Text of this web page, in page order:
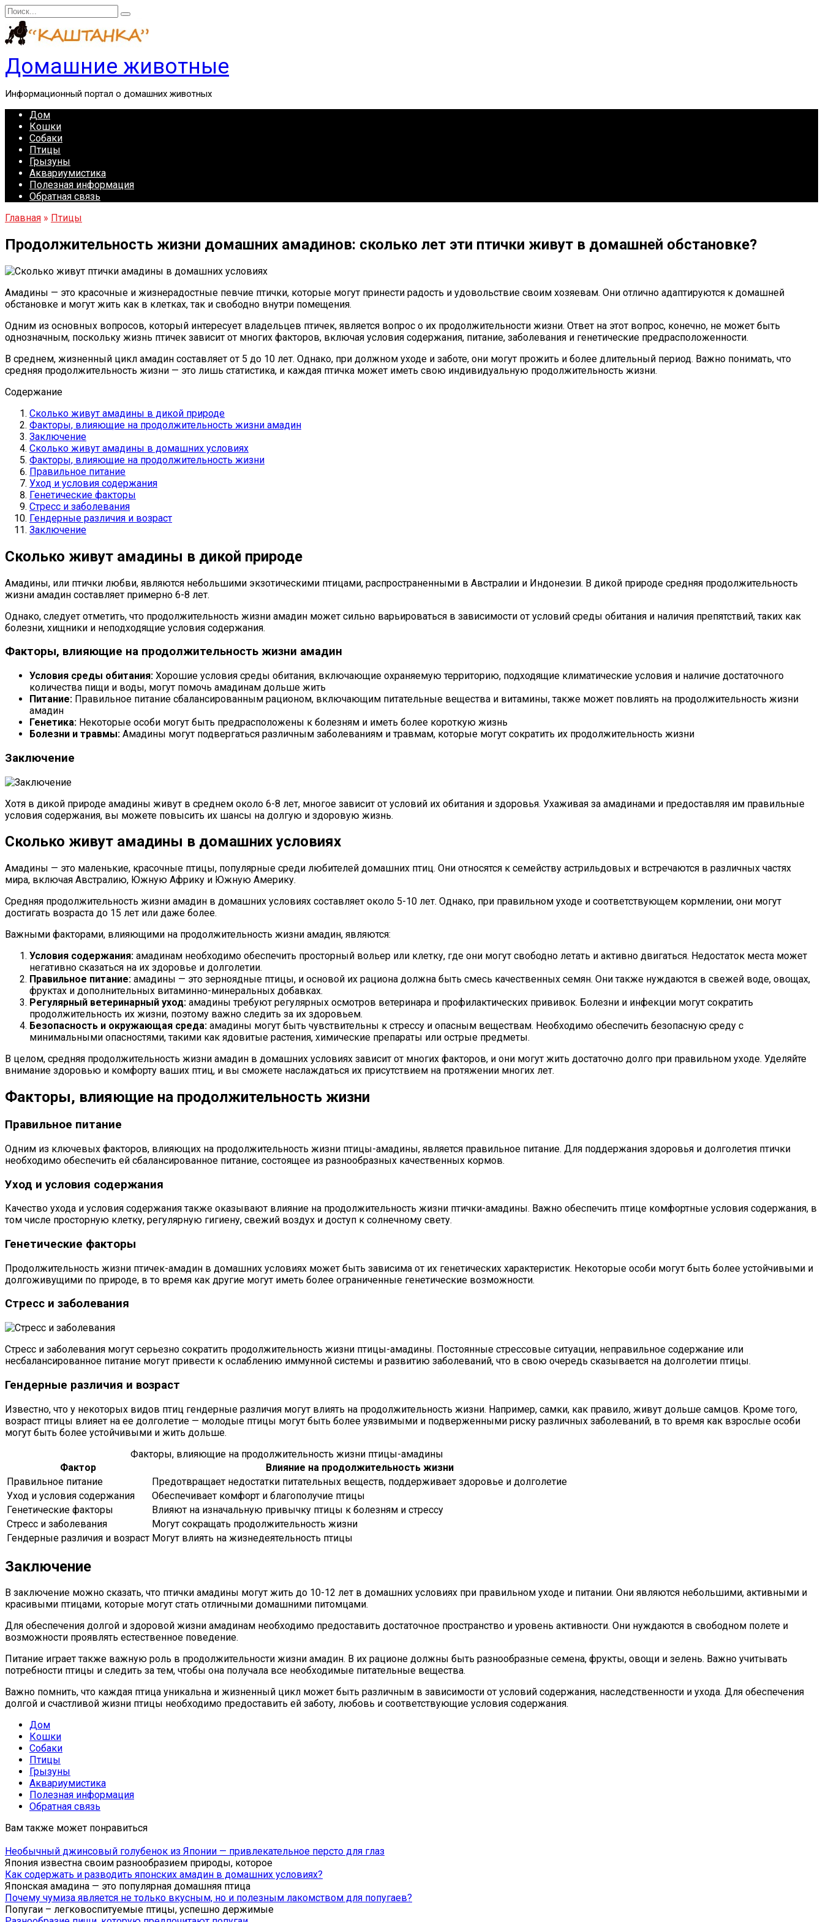
Перейти
к
содержанию
Search
for:
Домашние животные
Информационный портал о домашних животных
Дом
Кошки
Собаки
Птицы
Грызуны
Аквариумистика
Полезная информация
Обратная связь
Главная » Птицы
Продолжительность жизни домашних амадинов: сколько лет эти птички живут в домашней обстановке?
Амадины — это красочные и жизнерадостные певчие птички, которые могут принести радость и удовольствие своим хозяевам. Они отлично адаптируются к домашней
обстановке и могут жить как в клетках, так и свободно внутри помещения.
Одним из основных вопросов, который интересует владельцев птичек, является вопрос о их продолжительности жизни. Ответ на этот вопрос, конечно, не может быть
однозначным, поскольку жизнь птичек зависит от многих факторов, включая условия содержания, питание, заболевания и генетические предрасположенности.
В среднем, жизненный цикл амадин составляет от 5 до 10 лет. Однако, при должном уходе и заботе, они могут прожить и более длительный период. Важно понимать, что
средняя продолжительность жизни — это лишь статистика, и каждая птичка может иметь свою индивидуальную продолжительность жизни.
Содержание
Сколько живут амадины в дикой природе
Факторы, влияющие на продолжительность жизни амадин
Заключение
Сколько живут амадины в домашних условиях
Факторы, влияющие на продолжительность жизни
Правильное питание
Уход и условия содержания
Генетические факторы
Стресс и заболевания
Гендерные различия и возраст
Заключение
Сколько живут амадины в дикой природе
Амадины, или птички любви, являются небольшими экзотическими птицами, распространенными в Австралии и Индонезии. В дикой природе средняя продолжительность
жизни амадин составляет примерно 6-8 лет.
Однако, следует отметить, что продолжительность жизни амадин может сильно варьироваться в зависимости от условий среды обитания и наличия препятствий, таких как
болезни, хищники и неподходящие условия содержания.
Факторы, влияющие на продолжительность жизни амадин
Условия среды обитания: Хорошие условия среды обитания, включающие охраняемую территорию, подходящие климатические условия и наличие достаточного
количества пищи и воды, могут помочь амадинам дольше жить
Питание: Правильное питание сбалансированным рационом, включающим питательные вещества и витамины, также может повлиять на продолжительность жизни
амадин
Генетика: Некоторые особи могут быть предрасположены к болезням и иметь более короткую жизнь
Болезни и травмы: Амадины могут подвергаться различным заболеваниям и травмам, которые могут сократить их продолжительность жизни
Заключение
Хотя в дикой природе амадины живут в среднем около 6-8 лет, многое зависит от условий их обитания и здоровья. Ухаживая за амадинами и предоставляя им правильные
условия содержания, вы можете повысить их шансы на долгую и здоровую жизнь.
Сколько живут амадины в домашних условиях
Амадины — это маленькие, красочные птицы, популярные среди любителей домашних птиц. Они относятся к семейству астрильдовых и встречаются в различных частях
мира, включая Австралию, Южную Африку и Южную Америку.
Средняя продолжительность жизни амадин в домашних условиях составляет около 5-10 лет. Однако, при правильном уходе и соответствующем кормлении, они могут
достигать возраста до 15 лет или даже более.
Важными факторами, влияющими на продолжительность жизни амадин, являются:
Условия содержания: амадинам необходимо обеспечить просторный вольер или клетку, где они могут свободно летать и активно двигаться. Недостаток места может
негативно сказаться на их здоровье и долголетии.
Правильное питание: амадины — это зерноядные птицы, и основой их рациона должна быть смесь качественных семян. Они также нуждаются в свежей воде, овощах,
фруктах и дополнительных витаминно-минеральных добавках.
Регулярный ветеринарный уход: амадины требуют регулярных осмотров ветеринара и профилактических прививок. Болезни и инфекции могут сократить
продолжительность их жизни, поэтому важно следить за их здоровьем.
Безопасность и окружающая среда: амадины могут быть чувствительны к стрессу и опасным веществам. Необходимо обеспечить безопасную среду с
минимальными опасностями, такими как ядовитые растения, химические препараты или острые предметы.
В целом, средняя продолжительность жизни амадин в домашних условиях зависит от многих факторов, и они могут жить достаточно долго при правильном уходе. Уделяйте
внимание здоровью и комфорту ваших птиц, и вы сможете наслаждаться их присутствием на протяжении многих лет.
Факторы, влияющие на продолжительность жизни
Правильное питание
Одним из ключевых факторов, влияющих на продолжительность жизни птицы-амадины, является правильное питание. Для поддержания здоровья и долголетия птички
необходимо обеспечить ей сбалансированное питание, состоящее из разнообразных качественных кормов.
Уход и условия содержания
Качество ухода и условия содержания также оказывают влияние на продолжительность жизни птички-амадины. Важно обеспечить птице комфортные условия содержания, в
том числе просторную клетку, регулярную гигиену, свежий воздух и доступ к солнечному свету.
Генетические факторы
Продолжительность жизни птичек-амадин в домашних условиях может быть зависима от их генетических характеристик. Некоторые особи могут быть более устойчивыми и
долгоживущими по природе, в то время как другие могут иметь более ограниченные генетические возможности.
Стресс и заболевания
Стресс и заболевания могут серьезно сократить продолжительность жизни птицы-амадины. Постоянные стрессовые ситуации, неправильное содержание или
несбалансированное питание могут привести к ослаблению иммунной системы и развитию заболеваний, что в свою очередь сказывается на долголетии птицы.
Гендерные различия и возраст
Известно, что у некоторых видов птиц гендерные различия могут влиять на продолжительность жизни. Например, самки, как правило, живут дольше самцов. Кроме того,
возраст птицы влияет на ее долголетие — молодые птицы могут быть более уязвимыми и подверженными риску различных заболеваний, в то время как взрослые особи
могут быть более устойчивыми и жить дольше.
Факторы, влияющие на продолжительность жизни птицы-амадины
Фактор
Влияние на продолжительность жизни
Правильное питание
Предотвращает недостатки питательных веществ, поддерживает здоровье и долголетие
Уход и условия содержания
Обеспечивает комфорт и благополучие птицы
Генетические факторы
Влияют на изначальную привычку птицы к болезням и стрессу
Стресс и заболевания
Могут сокращать продолжительность жизни
Гендерные различия и возраст Могут влиять на жизнедеятельность птицы
Заключение
В заключение можно сказать, что птички амадины могут жить до 10-12 лет в домашних условиях при правильном уходе и питании. Они являются небольшими, активными и
красивыми птицами, которые могут стать отличными домашними питомцами.
Для обеспечения долгой и здоровой жизни амадинам необходимо предоставить достаточное пространство и уровень активности. Они нуждаются в свободном полете и
возможности проявлять естественное поведение.
Питание играет также важную роль в продолжительности жизни амадин. В их рационе должны быть разнообразные семена, фрукты, овощи и зелень. Важно учитывать
потребности птицы и следить за тем, чтобы она получала все необходимые питательные вещества.
Важно помнить, что каждая птица уникальна и жизненный цикл может быть различным в зависимости от условий содержания, наследственности и ухода. Для обеспечения
долгой и счастливой жизни птицы необходимо предоставить ей заботу, любовь и соответствующие условия содержания.
Дом
Кошки
Собаки
Птицы
Грызуны
Аквариумистика
Полезная информация
Обратная связь
Вам также может понравиться
Необычный джинсовый голубенок из Японии — привлекательное персто для глаз
Япония известна своим разнообразием природы, которое
Как содержать и разводить японских амадин в домашних условиях?
Японская амадина — это популярная домашняя птица
Почему чумиза является не только вкусным, но и полезным лакомством для попугаев?
Попугаи – легковоспитуемые птицы, успешно держимые